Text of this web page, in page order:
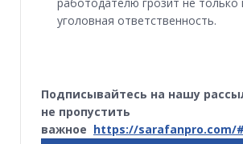
уголовная ответственность.
Подписывайтесь на нашу
не пропустить
важное https://sarafanpro.com/